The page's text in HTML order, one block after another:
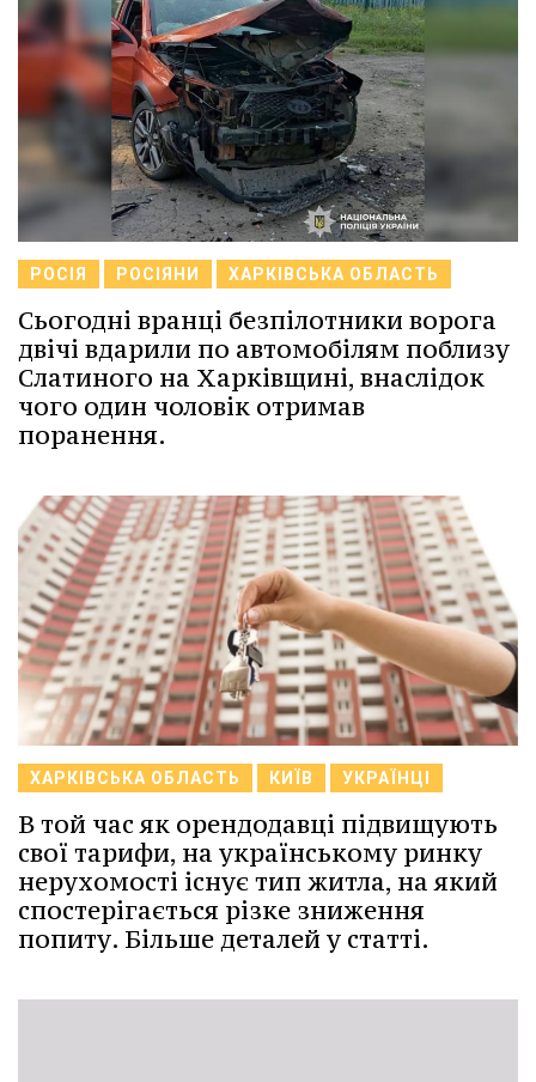
РОСІЯ РОСІЯНИ ХАРКІВСЬКА ОБЛАСТЬ
Сьогодні вранці безпілотники ворога
двічі вдарили по автомобілям поблизу
Слатиного на Харківщині, внаслідок
чого один чоловік отримав
поранення.
ХАРКІВСЬКА ОБЛАСТЬ КИЇВ УКРАЇНЦІ
В той час як орендодавці підвищують
свої тарифи, на українському ринку
нерухомості існує тип житла, на який
спостерігається різке зниження
попиту. Більше деталей у статті.